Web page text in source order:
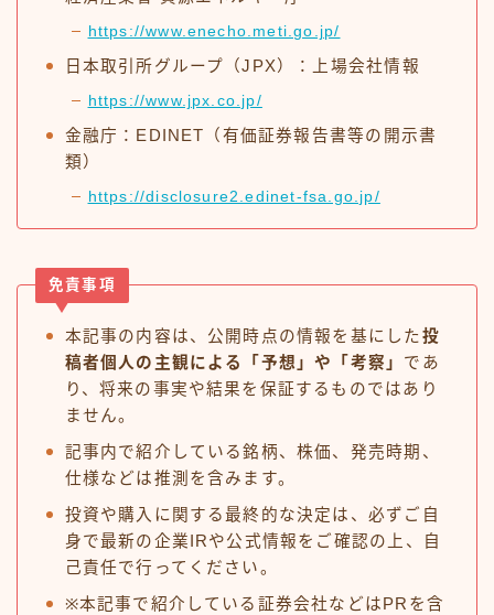
https://www.enecho.meti.go.jp/
日本取引所グループ（JPX）：上場会社情報
https://www.jpx.co.jp/
金融庁：EDINET（有価証券報告書等の開示書
類）
https://disclosure2.edinet-fsa.go.jp/
免責事項
本記事の内容は、公開時点の情報を基にした投
稿者個人の主観による「予想」や「考察」 であ
り、将来の事実や結果を保証するものではあり
ません。
記事内で紹介している銘柄、株価、発売時期、
仕様などは推測を含みます。
投資や購入に関する最終的な決定は、必ずご自
身で最新の企業IRや公式情報をご確認の上、自
己責任で行ってください。
※本記事で紹介している証券会社などはPRを含